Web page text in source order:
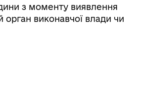
з моменту виявлення
виконавчої влади чи